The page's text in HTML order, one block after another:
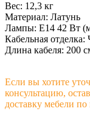
Вес: 12,3 кг
Материал: Латунь
Лампы: E14 42 Вт
Кабельная отделка:
Длина кабеля: 200
Если вы хотите
консультацию,
доставку мебели